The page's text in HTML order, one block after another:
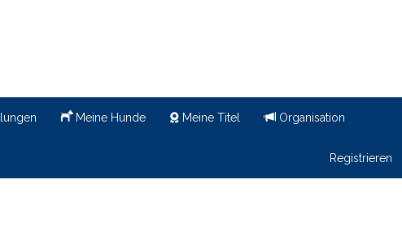
Meine Hunde Meine Titel Organisation
Registrieren